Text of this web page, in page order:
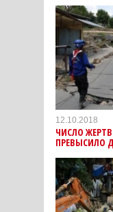
12.10.2018
ЧИСЛО
ПРЕВЫСИЛО